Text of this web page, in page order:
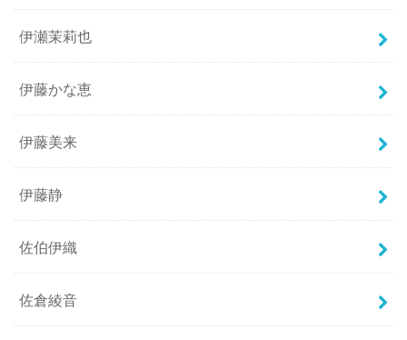
伊瀬茉莉也
伊藤かな恵
伊藤美来
伊藤静
佐伯伊織
佐倉綾音